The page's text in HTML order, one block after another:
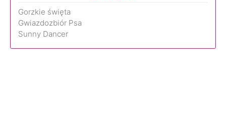
Gorzkie święta
Gwiazdozbiór Psa
Sunny Dancer